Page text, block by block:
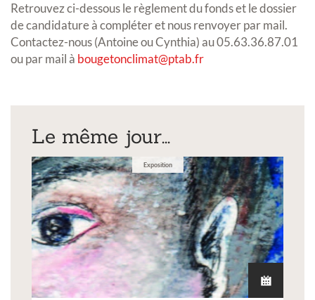
Retrouvez ci-dessous le règlement du fonds et le dossier
de candidature à compléter et nous renvoyer par mail.
Contactez-nous (Antoine ou Cynthia) au 05.63.36.87.01
ou par mail à bougetonclimat@ptab.fr
Le même jour...
Exposition